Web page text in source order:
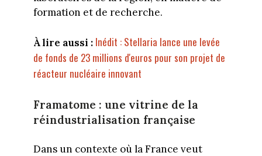
formation et de recherche.
À lire aussi : Inédit : Stellaria lance une levée
de fonds de 23 millions d'euros pour son projet de
réacteur nucléaire innovant
Framatome : une vitrine de la
réindustrialisation française
Dans un contexte où la France veut